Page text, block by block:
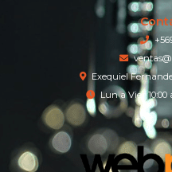
Exequiel
Lun a Vier 10:00